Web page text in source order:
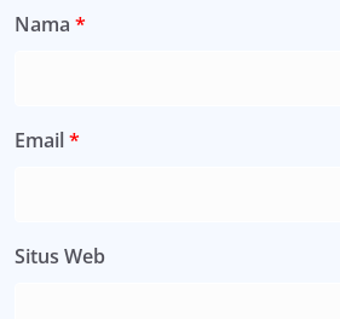
Nama *
Email*
Situs Web